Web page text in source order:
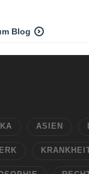
Blog
ASIEN